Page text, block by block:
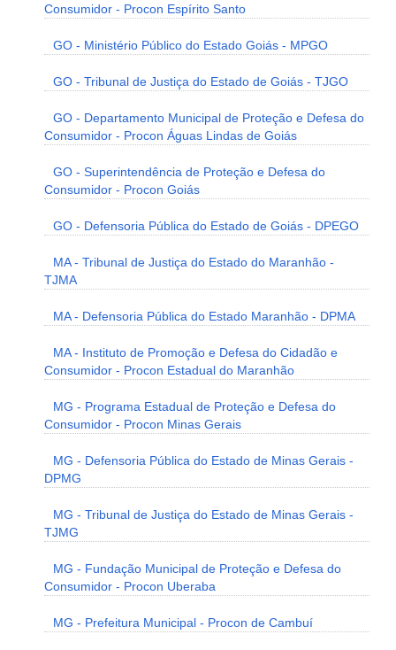
Consumidor - Procon Espírito Santo
GO - Ministério Público do Estado Goiás - MPGO
GO - Tribunal de Justiça do Estado de Goiás - TJGO
GO - Departamento Municipal de Proteção e Defesa do
Consumidor - Procon Águas Lindas de Goiás
GO - Superintendência de Proteção e Defesa do
Consumidor - Procon Goiás
GO - Defensoria Pública do Estado de Goiás - DPEGO
MA - Tribunal de Justiça do Estado do Maranhão -
TJMA
MA - Defensoria Pública do Estado Maranhão - DPMA
MA - Instituto de Promoção e Defesa do Cidadão e
Consumidor - Procon Estadual do Maranhão
MG - Programa Estadual de Proteção e Defesa do
Consumidor - Procon Minas Gerais
MG - Defensoria Pública do Estado de Minas Gerais -
DPMG
MG - Tribunal de Justiça do Estado de Minas Gerais -
TJMG
MG - Fundação Municipal de Proteção e Defesa do
Consumidor - Procon Uberaba
MG - Prefeitura Municipal - Procon de Cambuí